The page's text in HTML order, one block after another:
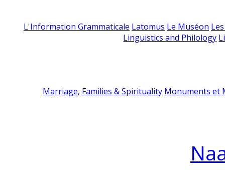
L'Information Grammaticale Latomus Le Muséon
Linguistics and Philology
Marriage, Families & Spirituality Monuments et